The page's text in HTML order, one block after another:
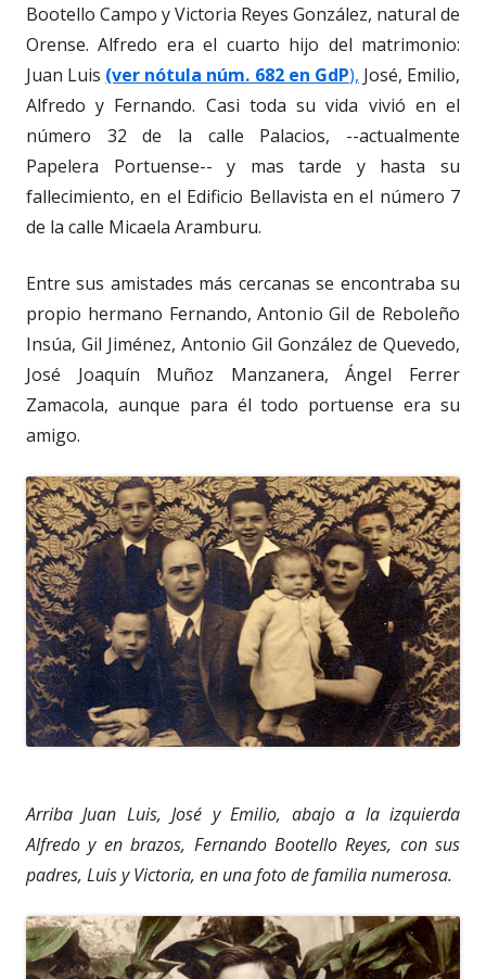
Bootello Campo y Victoria Reyes González, natural de
Orense. Alfredo era el cuarto hijo del matrimonio:
Juan Luis (ver nótula núm. 682 en GdP), José, Emilio,
Alfredo y Fernando. Casi toda su vida vivió en el
número 32 de la calle Palacios, --actualmente
Papelera Portuense-- y mas tarde y hasta su
fallecimiento, en el Edificio Bellavista en el número 7
de la calle Micaela Aramburu.
Entre sus amistades más cercanas se encontraba su
propio hermano Fernando, Antonio Gil de Reboleño
Insúa, Gil Jiménez, Antonio Gil González de Quevedo,
José Joaquín Muñoz Manzanera, Ángel Ferrer
Zamacola, aunque para él todo portuense era su
amigo.
Arriba Juan Luis, José y Emilio, abajo a la izquierda
Alfredo y en brazos, Fernando Bootello Reyes, con sus
padres, Luis y Victoria, en una foto de familia numerosa.